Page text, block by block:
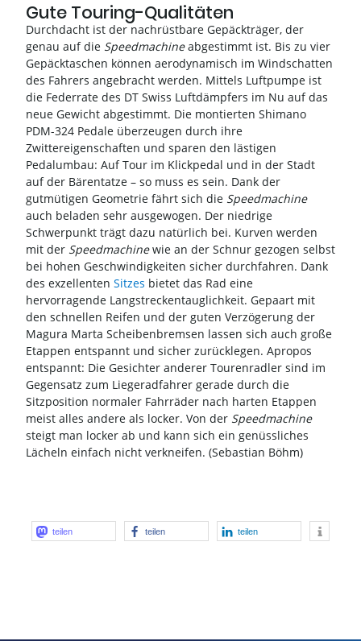
Gute Touring-Qualitäten
Durchdacht ist der nachrüstbare Gepäckträger, der
genau auf die Speedmachineabgestimmt ist. Bis zu vier
Gepäcktaschen können aerodynamisch im Windschatten
des Fahrers angebracht werden. Mittels Luftpumpe ist
die Federrate des DT Swiss Luftdämpfers im Nu auf das
neue Gewicht abgestimmt. Die montierten Shimano
PDM-324 Pedale überzeugen durch ihre
Zwittereigenschaften und sparen den lästigen
Pedalumbau: Auf Tour im Klickpedal und in der Stadt
auf der Bärentatze – so muss es sein. Dank der
gutmütigen Geometrie fährt sich die Speedmachine
auch beladen sehr ausgewogen. Der niedrige
Schwerpunkt trägt dazu natürlich bei. Kurven werden
mit der Speedmachinewie an der Schnur gezogen selbst
bei hohen Geschwindigkeiten sicher durchfahren. Dank
des exzellenten Sitzes bietet das Rad eine
hervorragende Langstreckentauglichkeit. Gepaart mit
den schnellen Reifen und der guten Verzögerung der
Magura Marta Scheibenbremsen lassen sich auch große
Etappen entspannt und sicher zurücklegen. Apropos
entspannt: Die Gesichter anderer Tourenradler sind im
Gegensatz zum Liegeradfahrer gerade durch die
Sitzposition normaler Fahrräder nach harten Etappen
meist alles andere als locker. Von der Speedmachine
steigt man locker ab und kann sich ein genüssliches
Lächeln einfach nicht verkneifen. (Sebastian Böhm)
teilen teilen teilen